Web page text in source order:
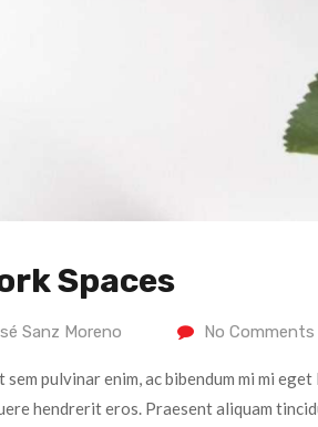
Spaces
Sanz Moreno No Comments
pulvinar enim, ac bibendum mi mi
hendrerit eros. Praesent aliquam